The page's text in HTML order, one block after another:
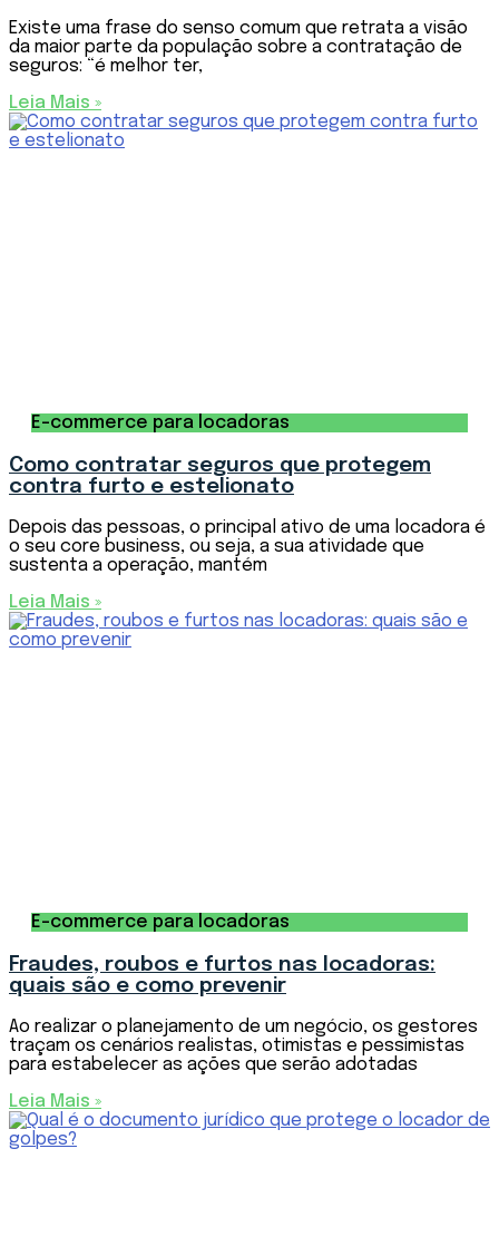
Existe uma frase do senso comum que retrata a visão
da maior parte da população sobre a contratação de
seguros: “é melhor ter,
Leia Mais »
E-commerce para locadoras
Como contratar seguros que protegem
contra furto e estelionato
Depois das pessoas, o principal ativo de uma locadora é
o seu core business, ou seja, a sua atividade que
sustenta a operação, mantém
Leia Mais »
E-commerce para locadoras
Fraudes, roubos e furtos nas locadoras:
quais são e como prevenir
Ao realizar o planejamento de um negócio, os gestores
traçam os cenários realistas, otimistas e pessimistas
para estabelecer as ações que serão adotadas
Leia Mais »